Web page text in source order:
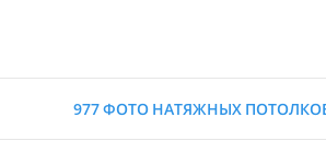
977 ФОТО НАТЯЖНЫХ